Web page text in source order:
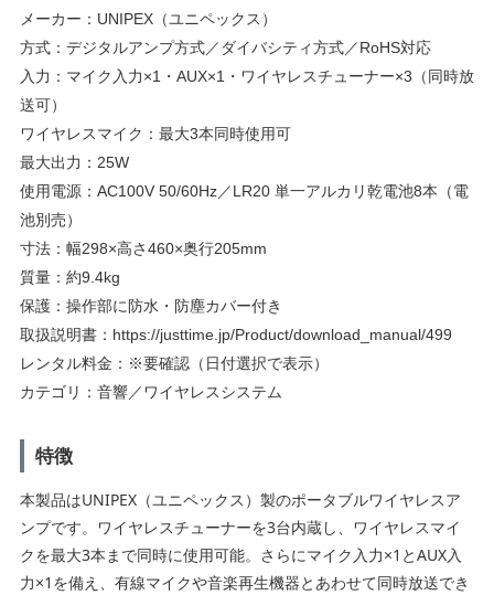
メーカー：UNIPEX（ユニペックス）
方式：デジタルアンプ方式／ダイバシティ方式／RoHS対応
入力：マイク入力×1・AUX×1・ワイヤレスチューナー×3（同時放
送可）
ワイヤレスマイク：最大3本同時使用可
最大出力：25W
使用電源：AC100V 50/60Hz／LR20 単一アルカリ乾電池8本（電
池別売）
寸法：幅298×高さ460×奥行205mm
質量：約9.4kg
保護：操作部に防水・防塵カバー付き
取扱説明書：https://justtime.jp/Product/download_manual/499
レンタル料金：※要確認（日付選択で表示）
カテゴリ：音響／ワイヤレスシステム
特徴
本製品はUNIPEX（ユニペックス）製のポータブルワイヤレスア
ンプです。ワイヤレスチューナーを3台内蔵し、ワイヤレスマイ
クを最大3本まで同時に使用可能。さらにマイク入力×1とAUX入
力×1を備え、有線マイクや音楽再生機器とあわせて同時放送でき